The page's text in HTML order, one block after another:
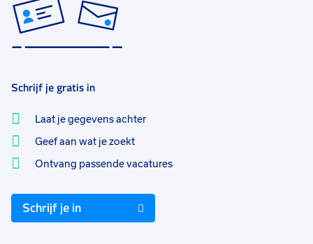
Schrijf je gratis in
Laat je gegevens achter
Geef aan wat je zoekt
Ontvang passende vacatures
Schrijf je in